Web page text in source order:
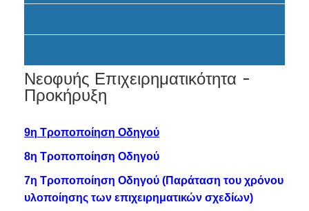
Νεοφυής Επιχειρηματικότητα -
Προκήρυξη
9η Τροποποίηση Οδηγού
8η Τροποποίηση Οδηγού
7η Τροποποίηση Οδηγού (Παράταση του χρόνου
υλοποίησης των επιχειρηματικών σχεδίων)